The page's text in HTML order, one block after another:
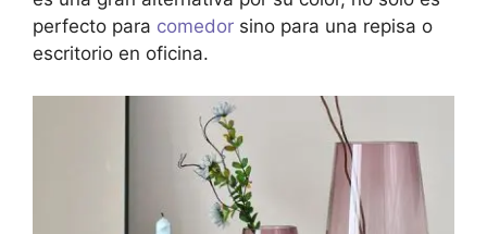
perfecto para comedor sino para una repisa o
escritorio en oficina.